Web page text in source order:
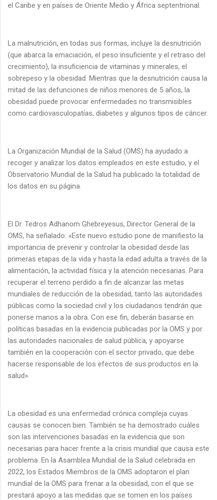
el Caribe y en países de Oriente Medio y África septentrional.
La malnutrición, en todas sus formas, incluye la desnutrición
(que abarca la emaciación, el peso insuficiente y el retraso del
crecimiento), la insuficiencia de vitaminas y minerales, el
sobrepeso y la obesidad. Mientras que la desnutrición causa la
mitad de las defunciones de niños menores de 5 años, la
obesidad puede provocar enfermedades no transmisibles
como cardiovasculopatías, diabetes y algunos tipos de cáncer.
La Organización Mundial de la Salud (OMS) ha ayudado a
recoger y analizar los datos empleados en este estudio, y el
Observatorio Mundial de la Salud ha publicado la totalidad de
los datos en su página.
El Dr. Tedros Adhanom Ghebreyesus, Director General de la
OMS, ha señalado: «Este nuevo estudio pone de manifiesto la
importancia de prevenir y controlar la obesidad desde las
primeras etapas de la vida y hasta la edad adulta a través de la
alimentación, la actividad física y la atención necesarias. Para
recuperar el terreno perdido a fin de alcanzar las metas
mundiales de reducción de la obesidad, tanto las autoridades
públicas como la sociedad civil y los ciudadanos tendrán que
ponerse manos a la obra. Con ese fin, deberán basarse en
políticas basadas en la evidencia publicadas por la OMS y por
las autoridades nacionales de salud pública, y apoyarse
también en la cooperación con el sector privado, que debe
hacerse responsable de los efectos de sus productos en la
salud».
La obesidad es una enfermedad crónica compleja cuyas
causas se conocen bien. También se ha demostrado cuáles
son las intervenciones basadas en la evidencia que son
necesarias para hacer frente a la crisis mundial que causa este
problema. En la Asamblea Mundial de la Salud celebrada en
2022, los Estados Miembros de la OMS adoptaron el plan
mundial de la OMS para frenar a la obesidad, con el que se
prestará apoyo a las medidas que se tomen en los países